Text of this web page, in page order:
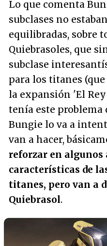
Lo que comenta
subclases no
equilibradas, sobre
Quiebrasoles, que
subclase
para los titanes
la expansión 'El
tenía este problema
Bungie lo va a
van a hacer,
reforzar en algunos
características de
titanes, pero van a
Quiebrasol.